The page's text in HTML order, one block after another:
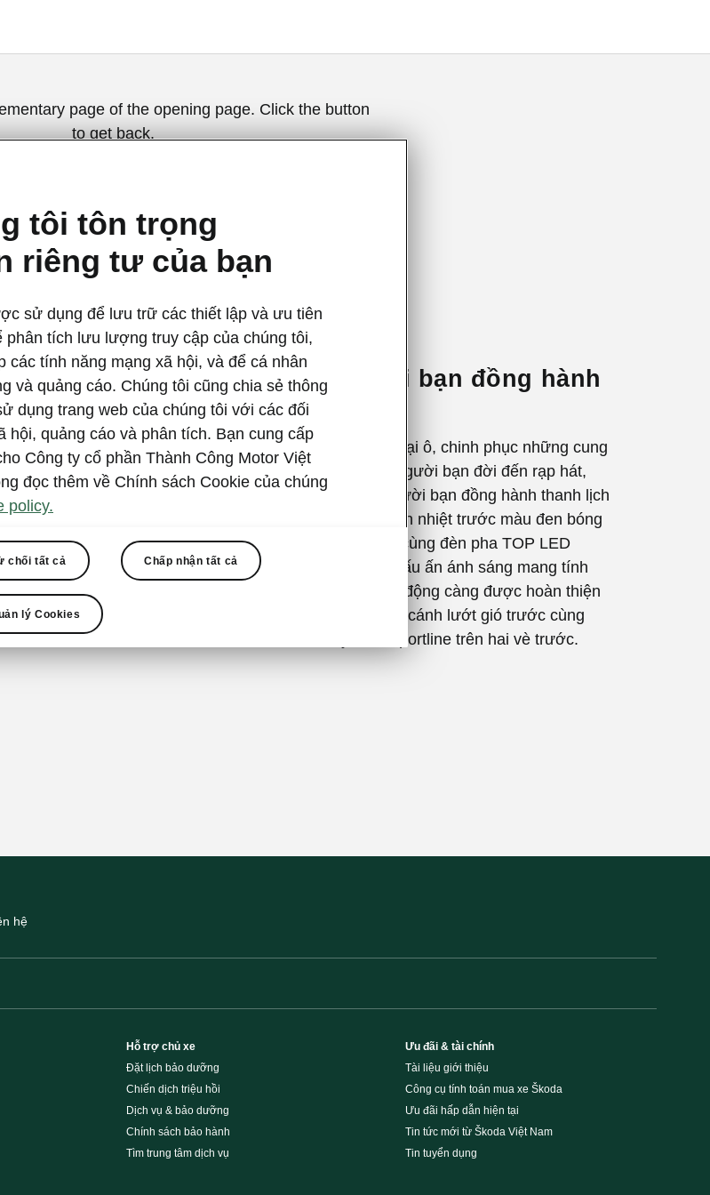
page of the opening page. Click the button
to get back.
Attractive Người bạn đồng hành
cuốn hút
Dù bạn khám phá vùng ngoại ô, chinh phục những cung
đường quanh co hay đưa người bạn đời đến rạp hát,
Kodiaq Sportline luôn là người bạn đồng hành thanh lịch
và đầy phong cách. Lưới tản nhiệt trước màu đen bóng
với dải đèn ngang kết hợp cùng đèn pha TOP LED
Matrix tiêu chuẩn tạo nên dấu ấn ánh sáng mang tính
biểu tượng. Vẻ ngoài năng động càng được hoàn thiện
với thanh giá nóc màu đen, cánh lướt gió trước cùng
màu thân xe và huy hiệu Sportline trên hai vè trước.
hệ
Hỗ trợ chủ xe
Đặt lịch bảo dưỡng
Chiến dịch triệu hồi
Dịch vụ & bảo dưỡng
Chính sách bảo hành
Tìm trung tâm dịch vụ
Ưu đãi & tài chính
Tài liệu giới thiệu
Công cụ tính toán mua xe Škoda
Ưu đãi hấp dẫn hiện tại
Tin tức mới từ Škoda Việt Nam
Tin tuyển dụng
tôi tôn trọng
riêng tư của bạn
sử dụng để lưu trữ các thiết lập và ưu tiên
phân tích lưu lượng truy cập của chúng tôi,
các tính năng mạng xã hội, và để cá nhân
và quảng cáo. Chúng tôi cũng chia sẻ thông
dụng trang web của chúng tôi với các đối
hội, quảng cáo và phân tích. Bạn cung cấp
Công ty cổ phần Thành Công Motor Việt
đọc thêm về Chính sách Cookie của chúng
policy.
chối tất cả Chấp nhận tất cả
lý Cookies